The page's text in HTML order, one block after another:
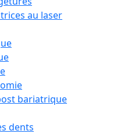
au laser
bariatrique
dents